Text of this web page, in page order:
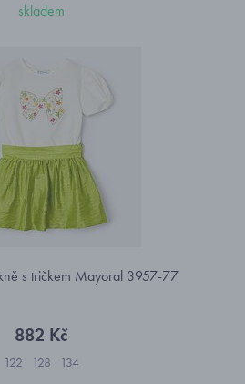
skladem
s tričkem Mayoral 3957-77
882 Kč
122 128 134